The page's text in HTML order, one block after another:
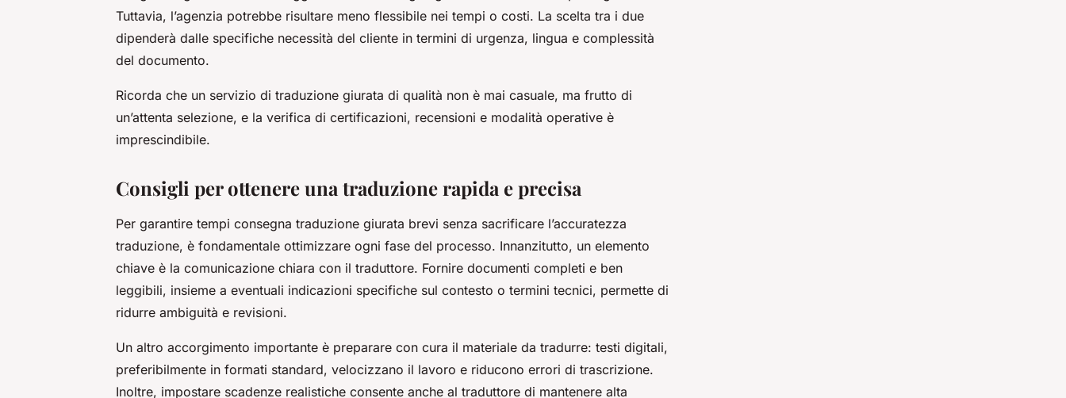
Tuttavia, l’agenzia potrebbe risultare meno flessibile nei tempi o costi. La scelta tra i due
dipenderà dalle specifiche necessità del cliente in termini di urgenza, lingua e complessità
del documento.
Ricorda che un servizio di traduzione giurata di qualità non è mai casuale, ma frutto di
un’attenta selezione, e la verifica di certificazioni, recensioni e modalità operative è
imprescindibile.
Consigli per ottenere una traduzione rapida e precisa
Per garantire tempi consegna traduzione giurata brevi senza sacrificare l’accuratezza
traduzione, è fondamentale ottimizzare ogni fase del processo. Innanzitutto, un elemento
chiave è la comunicazione chiara con il traduttore. Fornire documenti completi e ben
leggibili, insieme a eventuali indicazioni specifiche sul contesto o termini tecnici, permette di
ridurre ambiguità e revisioni.
Un altro accorgimento importante è preparare con cura il materiale da tradurre: testi digitali,
preferibilmente in formati standard, velocizzano il lavoro e riducono errori di trascrizione.
Inoltre, impostare scadenze realistiche consente anche al traduttore di mantenere alta